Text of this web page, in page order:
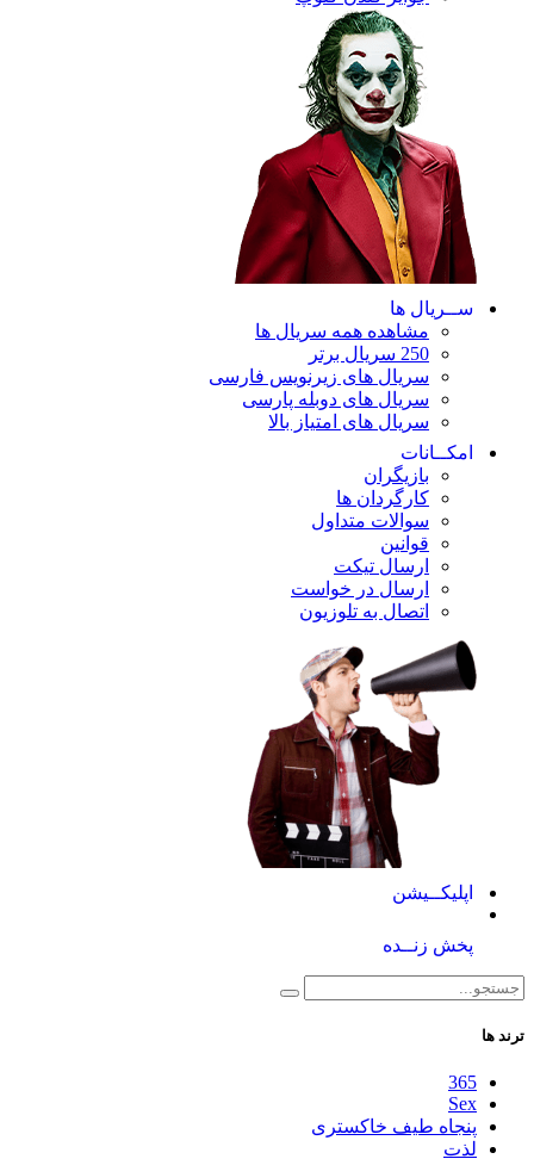
ها
مشاهده همه سریال ها
سریال های زیرنویس فارسی
سریال های دوبله پارسی
سریال های امتیاز بالا
کارگردان ها
سوالات متداول
ارسال تیکت
ارسال در خواست
اتصال به تلوزیون
زنــده
طیف خاکستری